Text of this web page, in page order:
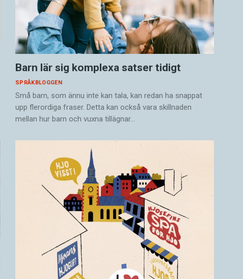
Barn lär sig komplexa satser tidigt
SPRÅKBLOGGEN
Små barn, som ännu inte kan tala, kan redan ha snappat
upp flerordiga fraser. Detta kan också vara skillnaden
mellan hur barn och vuxna tillägnar…